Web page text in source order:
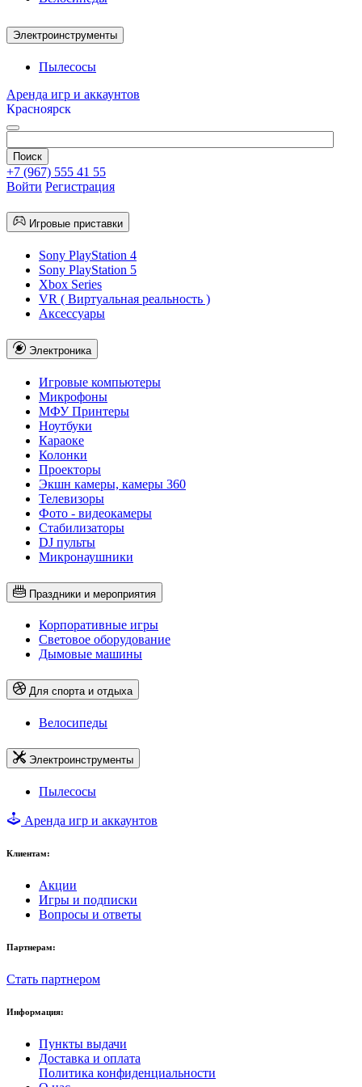
Электроинструменты
Пылесосы
Аренда игр и аккаунтов
Красноярск
+7 (967) 555 41 55
Войти Регистрация
Игровые приставки
Sony PlayStation 4
Sony PlayStation 5
Xbox Series
VR ( Виртуальная реальность )
Аксессуары
Электроника
Игровые компьютеры
Микрофоны
МФУ Принтеры
Ноутбуки
Караоке
Колонки
Проекторы
Экшн камеры, камеры 360
Телевизоры
Фото - видеокамеры
Стабилизаторы
DJ пульты
Микронаушники
Праздники и мероприятия
Корпоративные игры
Световое оборудование
Дымовые машины
Для спорта и отдыха
Велосипеды
Электроинструменты
Пылесосы
Аренда игр и аккаунтов
Клиентам:
Акции
Игры и подписки
Вопросы и ответы
Партнерам:
Стать партнером
Информация:
Пункты выдачи
Доставка и оплата
Политика конфиденциальности